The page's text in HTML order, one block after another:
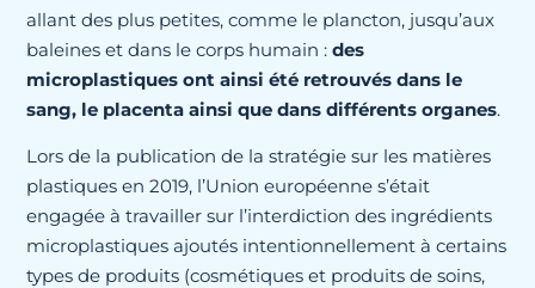
allant des plus petites, comme le plancton, jusqu’aux
baleines et dans le corps humain :des
microplastiques ont ainsi été retrouvés dans le
sang, le placenta ainsi que dans différents organes.
Lors de la publication de la stratégie sur les matières
plastiques en 2019, l’Union européenne s’était
engagée à travailler sur l’interdiction des ingrédients
microplastiques ajoutés intentionnellement à certains
types de produits (cosmétiques et produits de soins,